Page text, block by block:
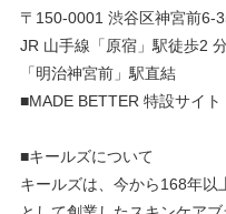
〒150-0001 渋⾕区神宮前6-
JR ⼭⼿線「原宿」駅徒歩2
「明治神宮前」駅直結
■MADE BETTER 特設サイト
■キールズについて
キールズは、今から168年以